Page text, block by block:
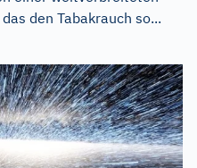
den Tabakrauch so...